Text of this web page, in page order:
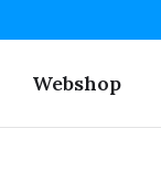
Webshop